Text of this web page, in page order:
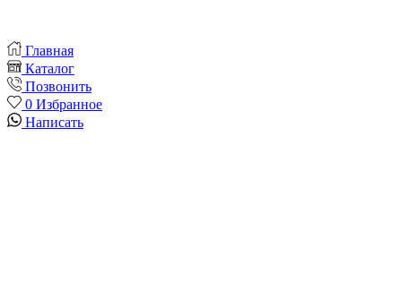
Главная
Каталог
Позвонить
0 Избранное
Написать